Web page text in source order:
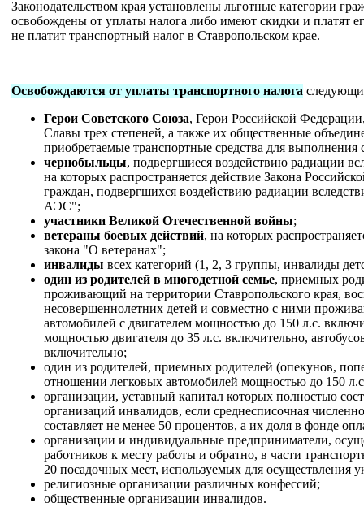
Законодательством края установлены льготные категории
освобождены от уплаты налога либо имеют скидки и платят
не платит транспортный налог в Ставропольском крае.
Освобождаются от уплаты транспортного налога
Герои Советского Союза, Герои Российской
Славы трех степеней, а также их общественные
приобретаемые транспортные средства для выполнения
чернобыльцы, подвергшиеся воздействию радиации
на которых распространяется действие Закона
граждан, подвергшихся воздействию радиации
АЭС";
участники Великой Отечественной войны;
ветераны боевых действий, на которых
закона "О ветеранах";
инвалиды всех категорий (1, 2, 3 группы, инвалиды
один из родителей в многодетной семье, приемных
проживающий на территории Ставропольского края,
несовершеннолетних детей и совместно с ними
автомобилей с двигателем мощностью до 150 л.с.
мощностью двигателя до 35 л.с. включительно,
включительно;
один из родителей, приемных родителей (опекунов,
отношении легковых автомобилей мощностью до 150
организации, уставный капитал которых полностью
организаций инвалидов, если среднесписочная
составляет не менее 50 процентов, а их доля в фонде
организации и индивидуальные предприниматели,
работников к месту работы и обратно, в части
20 посадочных мест, используемых для осуществления
религиозные организации различных конфессий;
общественные организации инвалидов.